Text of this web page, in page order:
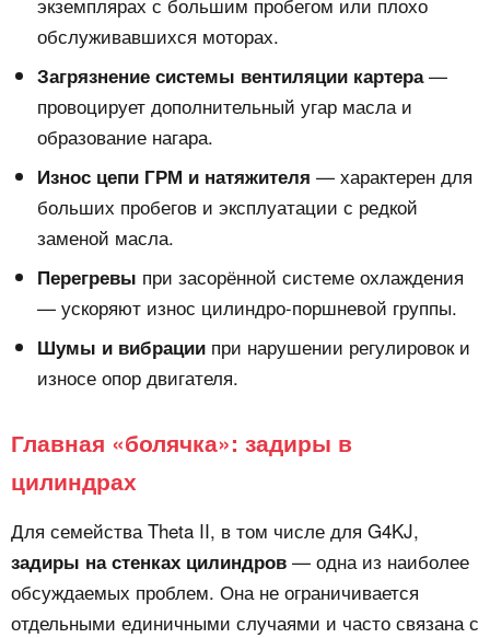
обслуживавшихся моторах.
Загрязнение системы вентиляции картера—
провоцирует дополнительный угар масла и
образование нагара.
Износ цепи ГРМ и натяжителя — характерен для
больших пробегов и эксплуатации с редкой
заменой масла.
Перегревы при засорённой системе охлаждения
— ускоряют износ цилиндро-поршневой группы.
Шумы и вибрации при нарушении регулировок и
износе опор двигателя.
Главная «болячка»: задиры в
цилиндрах
Для семейства Theta II, в том числе для G4KJ,
задиры на стенках цилиндров — одна из наиболее
обсуждаемых проблем. Она не ограничивается
отдельными единичными случаями и часто связана с